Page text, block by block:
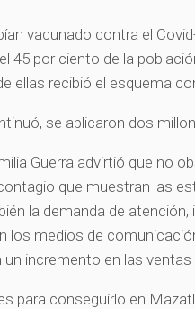
vacunado contra el
45 por ciento de la
ellas recibió el esquema
se aplicaron dos
Guerra advirtió que no
que muestran las
la demanda de atención,
los medios de
incremento en las
para conseguirlo en